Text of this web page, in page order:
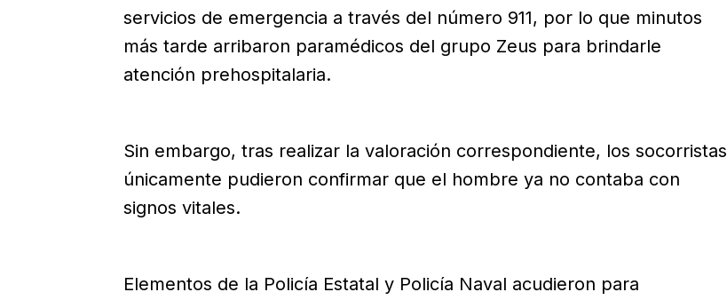
servicios de emergencia a través del número 911, por lo que minutos
más tarde arribaron paramédicos del grupo Zeus para brindarle
atención prehospitalaria.
Sin embargo, tras realizar la valoración correspondiente, los socorristas
únicamente pudieron confirmar que el hombre ya no contaba con
signos vitales.
Elementos de la Policía Estatal y Policía Naval acudieron para